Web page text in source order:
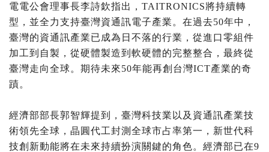
電電公會理事長李詩欽指出，TAITRONICS將持續轉
型，並全力支持臺灣資通訊電子產業。在過去50年中，
臺灣的資通訊產業已成為日不落的行業，從進口零組件
加工到自製，從硬體製造到軟硬體的完整整合，最終從
臺灣走向全球。期待未來50年能再創台灣ICT產業的奇
蹟。
經濟部部長郭智輝提到，臺灣科技業以及資通訊產業技
術領先全球，晶圓代工封測全球市占率第一，新世代科
技創新動能將在未來持續扮演關鍵的角色。經濟部已在9